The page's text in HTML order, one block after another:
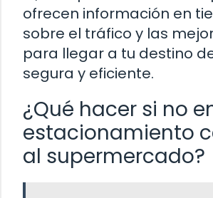
ofrecen información en
sobre el tráfico y las
para llegar a tu destino
segura y eficiente.
¿Qué hacer si no
estacionamiento
al supermercado?